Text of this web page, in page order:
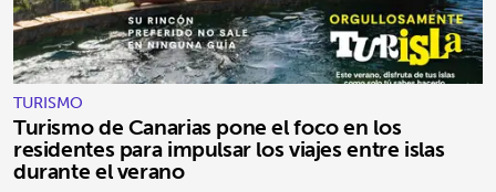
TURISMO
Turismo de Canarias pone el foco en los
residentes para impulsar los viajes entre islas
durante el verano